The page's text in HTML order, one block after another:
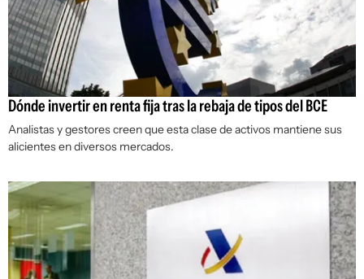
Dónde invertir en renta fija tras la rebaja de tipos del BCE
Analistas y gestores creen que esta clase de activos mantiene sus
alicientes en diversos mercados.